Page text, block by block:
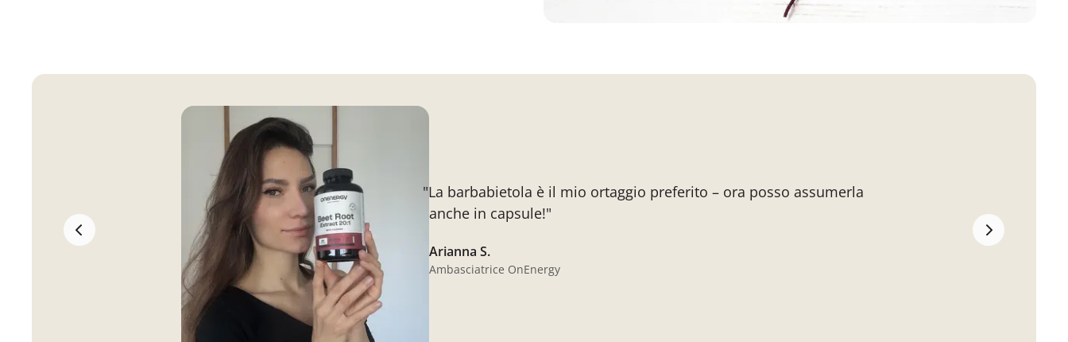
"La barbabietola è il mio ortaggio preferito – ora posso assumerla
anche in capsule!"
Arianna S.
Ambasciatrice OnEnergy